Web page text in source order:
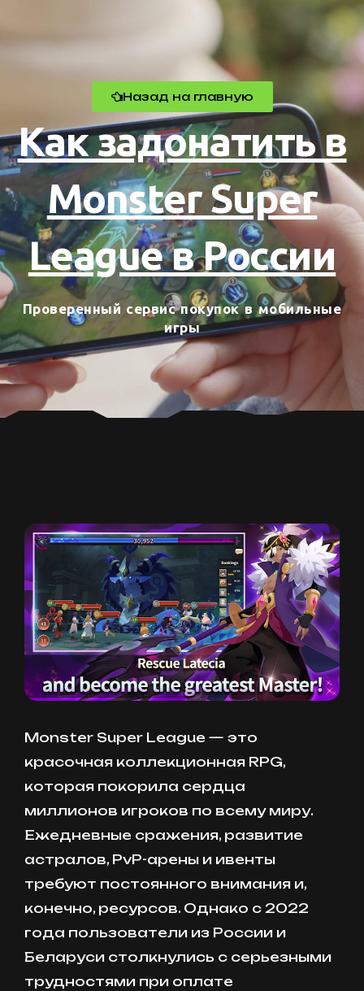
Назад на главную
Как задонатить в
Monster Super
League в России
Проверенный сервис покупок в мобильные
игры
Monster Super League — это
красочная коллекционная RPG,
которая покорила сердца
миллионов игроков по всему миру.
Ежедневные сражения, развитие
астралов, PvP-арены и ивенты
требуют постоянного внимания и,
конечно, ресурсов. Однако с 2022
года пользователи из России и
Беларуси столкнулись с серьезными
трудностями при оплате